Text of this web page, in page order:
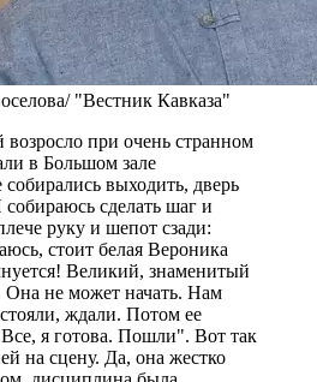
"Вестник Кавказа"
при очень странном
в Большом зале
выходить, дверь
сделать шаг и
руку и шепот сзади:
стоит белая Вероника
Великий, знаменитый
Она не может начать. Нам
ждали. Потом ее
я готова. Пошли". Вот так
на сцену. Да, она жестко